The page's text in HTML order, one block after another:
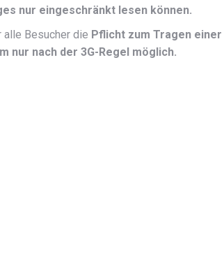
nur eingeschränkt lesen können.
alle Besucher die Pflicht zum Tragen einer
nur nach der 3G-Regel möglich.